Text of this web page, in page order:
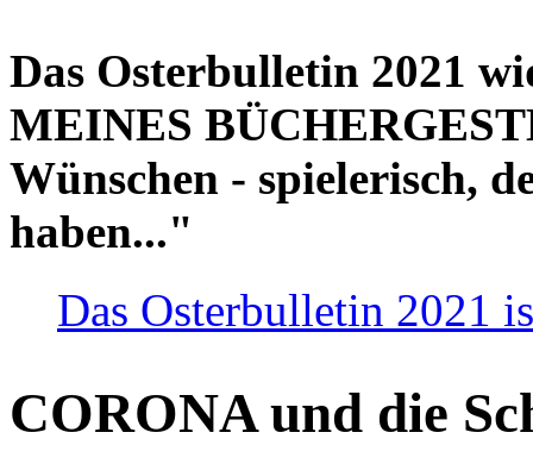
Das Osterbulletin 2021
MEINES
Wünschen - spielerisch,
haben..."
Das Osterbulletin 2021
CORONA und die